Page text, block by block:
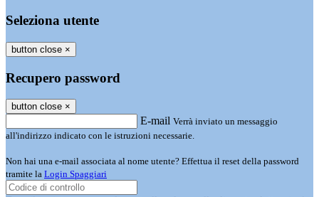
Seleziona utente
button close ×
Recupero password
button close ×
E-mail Verrà inviato un messaggio
all'indirizzo indicato con le istruzioni necessarie.
Non hai una e-mail associata al nome utente? Effettua il reset della password
tramite la Login Spaggiari